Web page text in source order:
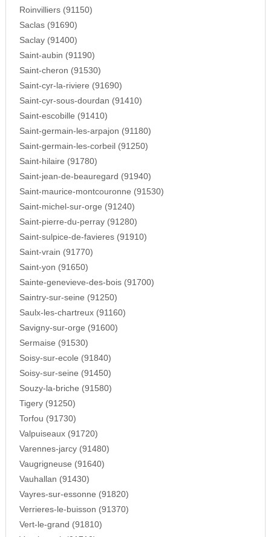
Roinvilliers (91150)
Saclas (91690)
Saclay (91400)
Saint-aubin (91190)
Saint-cheron (91530)
Saint-cyr-la-riviere (91690)
Saint-cyr-sous-dourdan (91410)
Saint-escobille (91410)
Saint-germain-les-arpajon (91180)
Saint-germain-les-corbeil (91250)
Saint-hilaire (91780)
Saint-jean-de-beauregard (91940)
Saint-maurice-montcouronne (91530)
Saint-michel-sur-orge (91240)
Saint-pierre-du-perray (91280)
Saint-sulpice-de-favieres (91910)
Saint-vrain (91770)
Saint-yon (91650)
Sainte-genevieve-des-bois (91700)
Saintry-sur-seine (91250)
Saulx-les-chartreux (91160)
Savigny-sur-orge (91600)
Sermaise (91530)
Soisy-sur-ecole (91840)
Soisy-sur-seine (91450)
Souzy-la-briche (91580)
Tigery (91250)
Torfou (91730)
Valpuiseaux (91720)
Varennes-jarcy (91480)
Vaugrigneuse (91640)
Vauhallan (91430)
Vayres-sur-essonne (91820)
Verrieres-le-buisson (91370)
Vert-le-grand (91810)